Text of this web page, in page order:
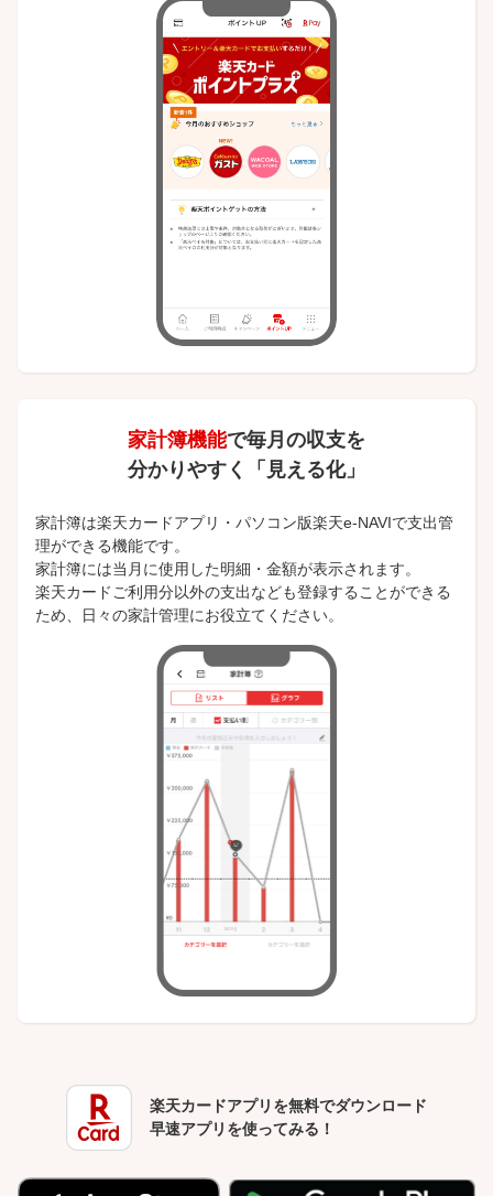
家計簿機能で毎月の収支を
分かりやすく「見える化」
家計簿は楽天カードアプリ・パソコン版楽天e-NAVIで支出管
理ができる機能です。
家計簿には当月に使用した明細・金額が表示されます。
楽天カードご利用分以外の支出なども登録することができる
ため、日々の家計管理にお役立てください。
楽天カードアプリを無料でダウンロード
早速アプリを使ってみる！